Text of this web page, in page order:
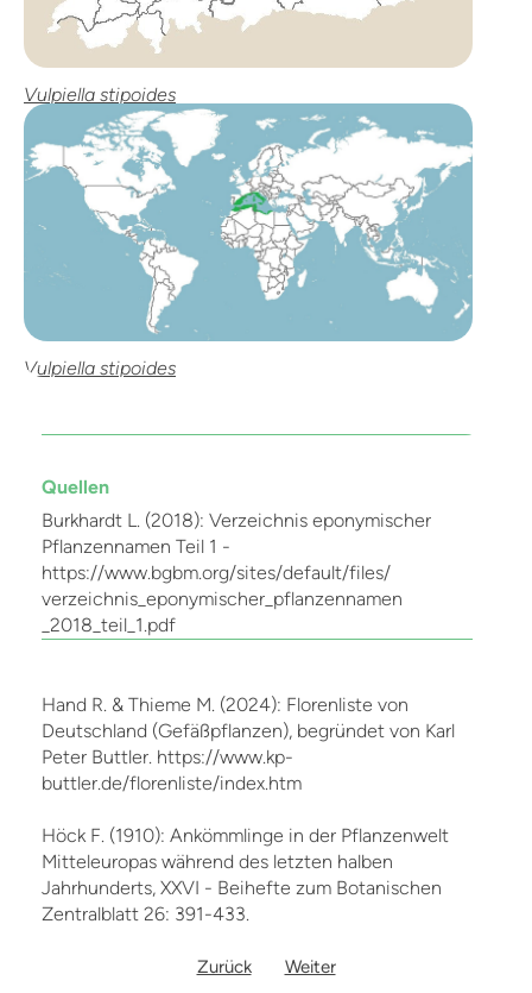
Vulpiella stipoides
Vulpiella stipoides
Quellen
Burkhardt L. (2018): Verzeichnis eponymischer
Pflanzennamen Teil 1 -
https://www.bgbm.org/sites/default/files/
verzeichnis_eponymischer_pflanzennamen
_2018_teil_1.pdf
Hand R. & Thieme M. (2024): Florenliste von
Deutschland (Gefäßpflanzen), begründet von Karl
Peter Buttler. https://www.kp-
buttler.de/florenliste/index.htm
Höck F. (1910): Ankömmlinge in der Pflanzenwelt
Mitteleuropas während des letzten halben
Jahrhunderts, XXVI - Beihefte zum Botanischen
Zentralblatt 26: 391-433.
Zurück
Weiter